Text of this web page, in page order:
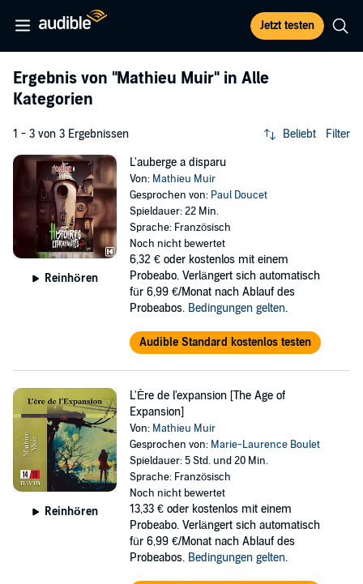
Jetzt testen
Ergebnis von "Mathieu Muir" in Alle
Kategorien
1 - 3 von 3 Ergebnissen Beliebt Filter
Reinhören
L'auberge a disparu
Von: Mathieu Muir
Gesprochen von: Paul Doucet
Spieldauer: 22 Min.
Sprache: Französisch
Noch nicht bewertet
6,32 € oder kostenlos mit einem
Probeabo. Verlängert sich automatisch
für 6,99 €/Monat nach Ablauf des
Probeabos. Bedingungen gelten.
Audible Standard kostenlos testen
Reinhören
L'Ère de l'expansion [The Age of
Expansion]
Von: Mathieu Muir
Gesprochen von: Marie-Laurence Boulet
Spieldauer: 5 Std. und 20 Min.
Sprache: Französisch
Noch nicht bewertet
13,33 € oder kostenlos mit einem
Probeabo. Verlängert sich automatisch
für 6,99 €/Monat nach Ablauf des
Probeabos. Bedingungen gelten.